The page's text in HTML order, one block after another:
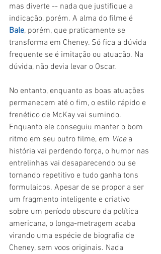
mas diverte -- nada que justifique a
indicação, porém. A alma do filme é
Bale, porém, que praticamente se
transforma em Cheney. Só fica a dúvida
frequente se é imitação ou atuação. Na
dúvida, não devia levar o Oscar.
No entanto, enquanto as boas atuações
permanecem até o fim, o estilo rápido e
frenético de McKay vai sumindo.
Enquanto ele conseguiu manter o bom
ritmo em seu outro filme, em Vice a
história vai perdendo força, o humor nas
entrelinhas vai desaparecendo ou se
tornando repetitivo e tudo ganha tons
formulaicos. Apesar de se propor a ser
um fragmento inteligente e criativo
sobre um período obscuro da política
americana, o longa-metragem acaba
virando uma espécie de biografia de
Cheney, sem voos originais. Nada